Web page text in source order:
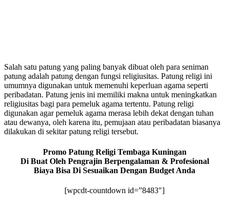
Salah satu patung yang paling banyak dibuat oleh para seniman
patung adalah patung dengan fungsi religiusitas. Patung religi ini
umumnya digunakan untuk memenuhi keperluan agama seperti
peribadatan. Patung jenis ini memiliki makna untuk meningkatkan
religiusitas bagi para pemeluk agama tertentu. Patung religi
digunakan agar pemeluk agama merasa lebih dekat dengan tuhan
atau dewanya, oleh karena itu, pemujaan atau peribadatan biasanya
dilakukan di sekitar patung religi tersebut.
Promo Patung Religi Tembaga Kuningan
Di Buat Oleh Pengrajin Berpengalaman & Profesional
Biaya Bisa Di Sesuaikan Dengan Budget Anda
[wpcdt-countdown id=”8483″]